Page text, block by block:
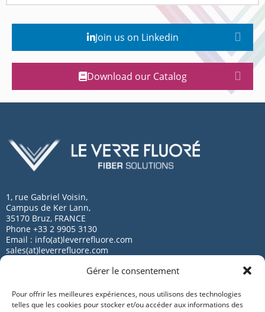
Gérer le consentement
Pour offrir les meilleures expériences, nous utilisons des technologies
telles que les cookies pour stocker et/ou accéder aux informations des
Join us on Linkedin
Download our Catalog
1, rue Gabriel Voisin,
Campus de Ker Lann,
35170 Bruz, FRANCE
Phone +33 2 9905 3130
Email : info(at)leverrefluore.com
sales(at)leverrefluore.com